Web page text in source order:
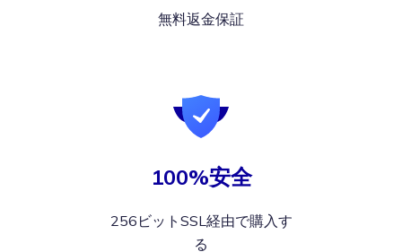
無料返金保証
100%安全
256ビットSSL経由で購入す
る